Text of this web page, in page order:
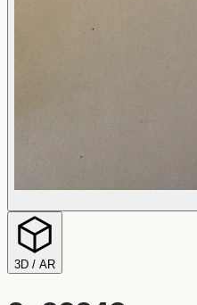
3D / AR